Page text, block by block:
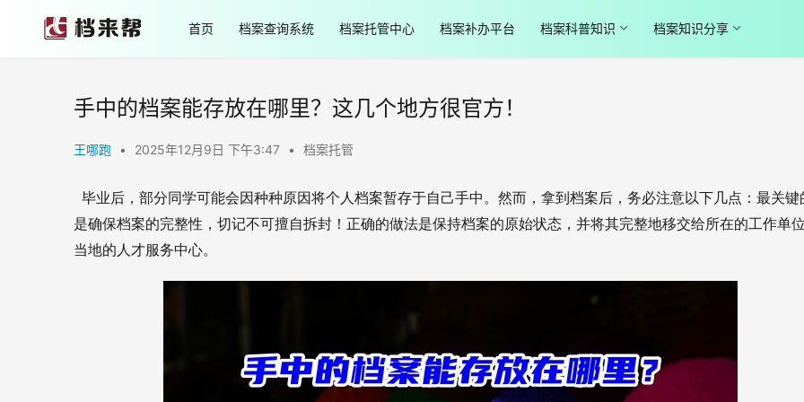
首页 档案查询系统 档案托管中心 档案补办平台 档案科普知识 档案知识分享
手中的档案能存放在哪里？这几个地方很官方！
王哪跑 • 2025年12月9日 下午3:47 • 档案托管
毕业后，部分同学可能会因种种原因将个人档案暂存于自己手中。然而，拿到档案后，务必注意以下几点：最关键
是确保档案的完整性，切记不可擅自拆封！正确的做法是保持档案的原始状态，并将其完整地移交给所在的工作单
当地的人才服务中心。